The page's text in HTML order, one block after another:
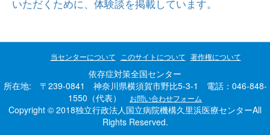
いただくために、体験談を掲載しています。
当センターについて このサイトについて 著作権について
依存症対策全国センター
所在地: 〒239-0841 神奈川県横須賀市野比5-3-1 電話：046-848-
1550（代表）
お問い合わせフォーム
Copyright © 2018独立行政法人国立病院機構久里浜医療センターAll
Rights Reserved.